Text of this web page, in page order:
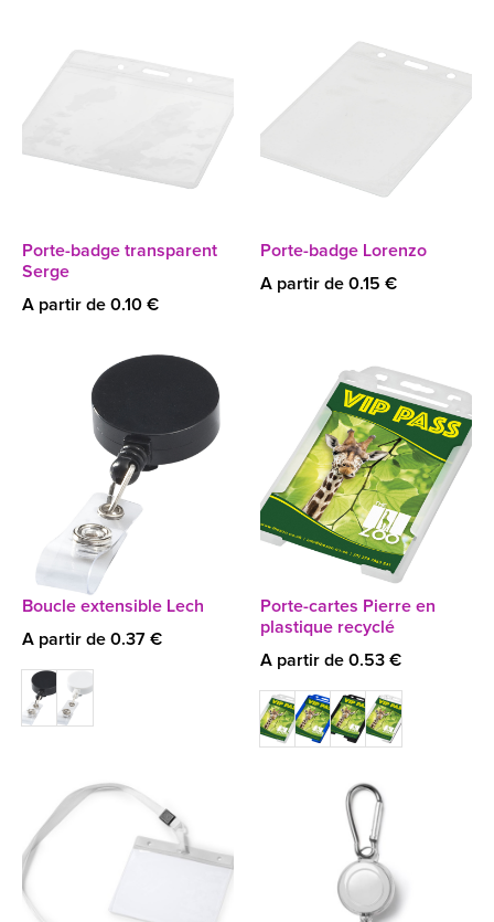
Porte-badge transparent
Serge
A partir de 0.10 €
Porte-badge Lorenzo
A partir de 0.15 €
Boucle extensible Lech
A partir de 0.37 €
Porte-cartes Pierre en
plastique recyclé
A partir de 0.53 €